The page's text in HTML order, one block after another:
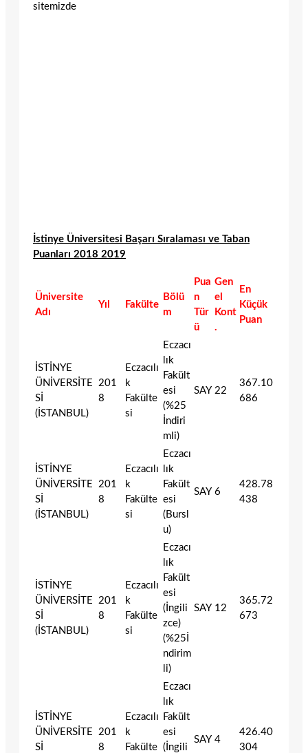
sitemizde
İstinye Üniversitesi Başarı Sıralaması ve Taban
Puanları 2018 2019
Üniversite
Adı
Yıl Fakülte
Bölü
m
Pua
n
Tür
ü
Gen
el
Kont
.
En
Küçük
Puan
İSTİNYE
ÜNİVERSİTE
Sİ
(İSTANBUL)
201
8
Eczacılı
k
Fakülte
si
Eczacı
lık
Fakült
esi
(%25
İndiri
mli)
SAY 22
367.10
686
İSTİNYE
ÜNİVERSİTE
Sİ
(İSTANBUL)
201
8
Eczacılı
k
Fakülte
si
Eczacı
lık
Fakült
esi
(Bursl
u)
SAY 6
428.78
438
İSTİNYE
ÜNİVERSİTE
Sİ
(İSTANBUL)
201
8
Eczacılı
k
Fakülte
si
Eczacı
lık
Fakült
esi
(İngili
zce)
(%25İ
ndirim
li)
SAY 12
365.72
673
İSTİNYE
ÜNİVERSİTE
Sİ
201
8
Eczacılı
k
Fakülte
Eczacı
lık
Fakült
esi
(İngili
SAY 4
426.40
304